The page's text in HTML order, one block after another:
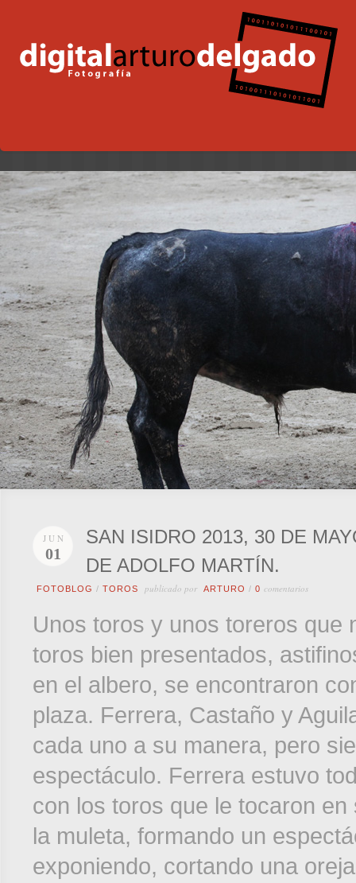
JUN
01
SAN ISIDRO 2013, 30 DE
DE ADOLFO MARTÍN.
FOTOBLOG / TOROS publicado por ARTURO / 0 comentarios
Unos toros y unos toreros que
toros bien presentados,
en el albero, se encontraron
plaza. Ferrera, Castaño y
cada uno a su manera, pero
espectáculo. Ferrera estuvo
con los toros que le tocaron
la muleta, formando un
exponiendo, cortando una